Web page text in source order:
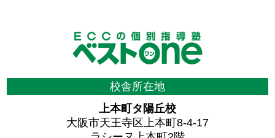
校舎所在地
上本町タ陽丘校
大阪市天王寺区上本町8-4-17